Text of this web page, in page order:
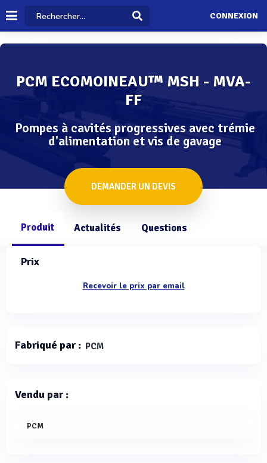
CONNEXION
PCM ECOMOINEAU™ MSH - MVA-
FF
Pompes à cavités progressives avec trémie
d'alimentation et vis de gavage
DEMANDER UN DEVIS
Produit Actualités Questions
Prix
Recevoir le prix par email
Fabriqué par : PCM
Vendu par :
PCM